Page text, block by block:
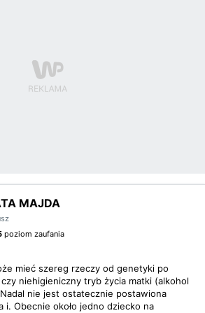
MAJDA
poziom zaufania
mieć szereg rzeczy od genetyki po
niehigieniczny tryb życia matki (alkohol
nie jest ostatecznie postawiona
i. Obecnie około jedno dziecko na